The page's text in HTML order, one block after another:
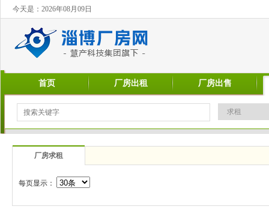
今天是：2026年08月09日
首页 厂房出租 厂房出售
厂房求租
每页显示：